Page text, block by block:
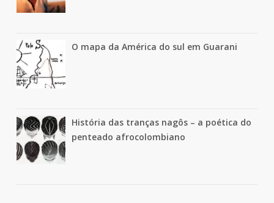
O mapa da América do sul em Guarani
História das tranças nagôs – a poética do
penteado afrocolombiano